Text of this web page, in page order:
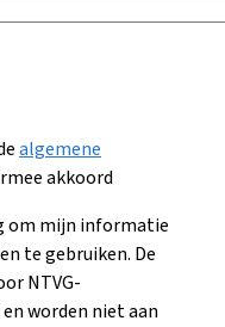
algemene
akkoord
om mijn informatie
te gebruiken. De
NTVG-
worden niet aan